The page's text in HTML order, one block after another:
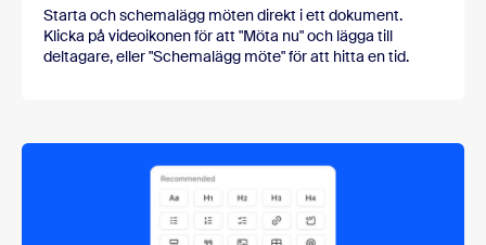
Starta och schemalägg möten direkt i ett dokument.
Klicka på videoikonen för att "Möta nu" och lägga till
deltagare, eller "Schemalägg möte" för att hitta en tid.